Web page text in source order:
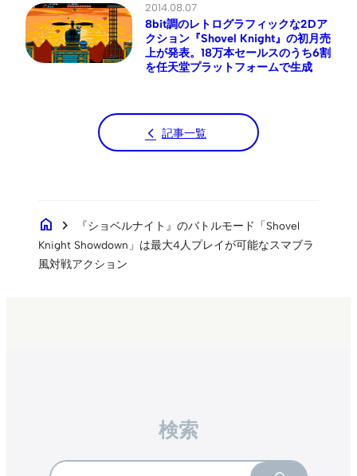
2014.08.07
8bit調のレトログラフィックな2Dア
クション『Shovel Knight』の初月売
上が発表。18万本セールスのうち6割
を任天堂プラットフォームで生成
記事一覧
home chevron_right
『ショベルナイト』のバトルモード「Shovel
Knight Showdown」は最大4人プレイが可能なスマブラ
風対戦アクション
検索